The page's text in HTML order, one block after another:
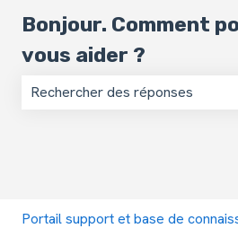
Bonjour. Comment
vous aider ?
Il n'y a aucune suggestion car
Portail support et base de